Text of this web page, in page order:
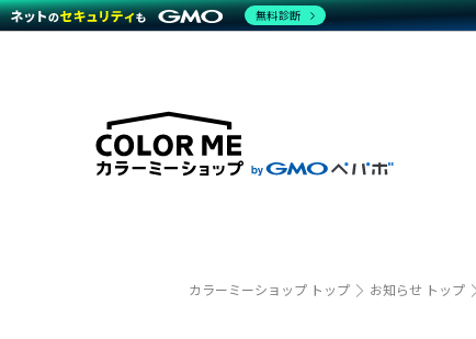
特長
商材一覧を見る
機能一覧を見る
特
売上
運営サポート
開発
カラーミーショップ トップ お知らせ トップ
無料診断